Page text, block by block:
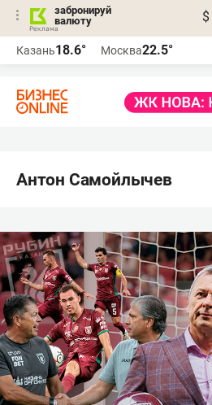
забронируй
валюту
$
Казань18.6° Москва22.5°
Антон Самойлычев